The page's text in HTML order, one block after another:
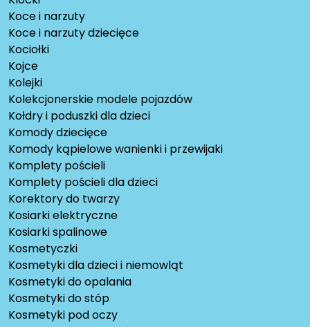
Koce i narzuty
Koce i narzuty dziecięce
Kociołki
Kojce
Kolejki
Kolekcjonerskie modele pojazdów
Kołdry i poduszki dla dzieci
Komody dziecięce
Komody kąpielowe wanienki i przewijaki
Komplety pościeli
Komplety pościeli dla dzieci
Korektory do twarzy
Kosiarki elektryczne
Kosiarki spalinowe
Kosmetyczki
Kosmetyki dla dzieci i niemowląt
Kosmetyki do opalania
Kosmetyki do stóp
Kosmetyki pod oczy